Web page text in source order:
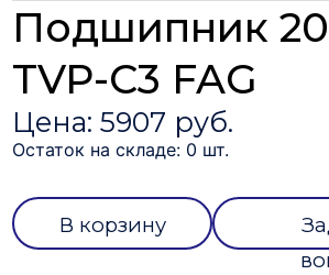
Подшипник
TVP-C3 FAG
Цена: 5907 руб.
Остаток на складе: 0 шт.
В корзину